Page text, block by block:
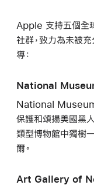
Apple 支持五個全
社群，致力為未被
導：
National
National
保護和頌揚美國黑
類型博物館中獨樹
爾。
Art Gallery of